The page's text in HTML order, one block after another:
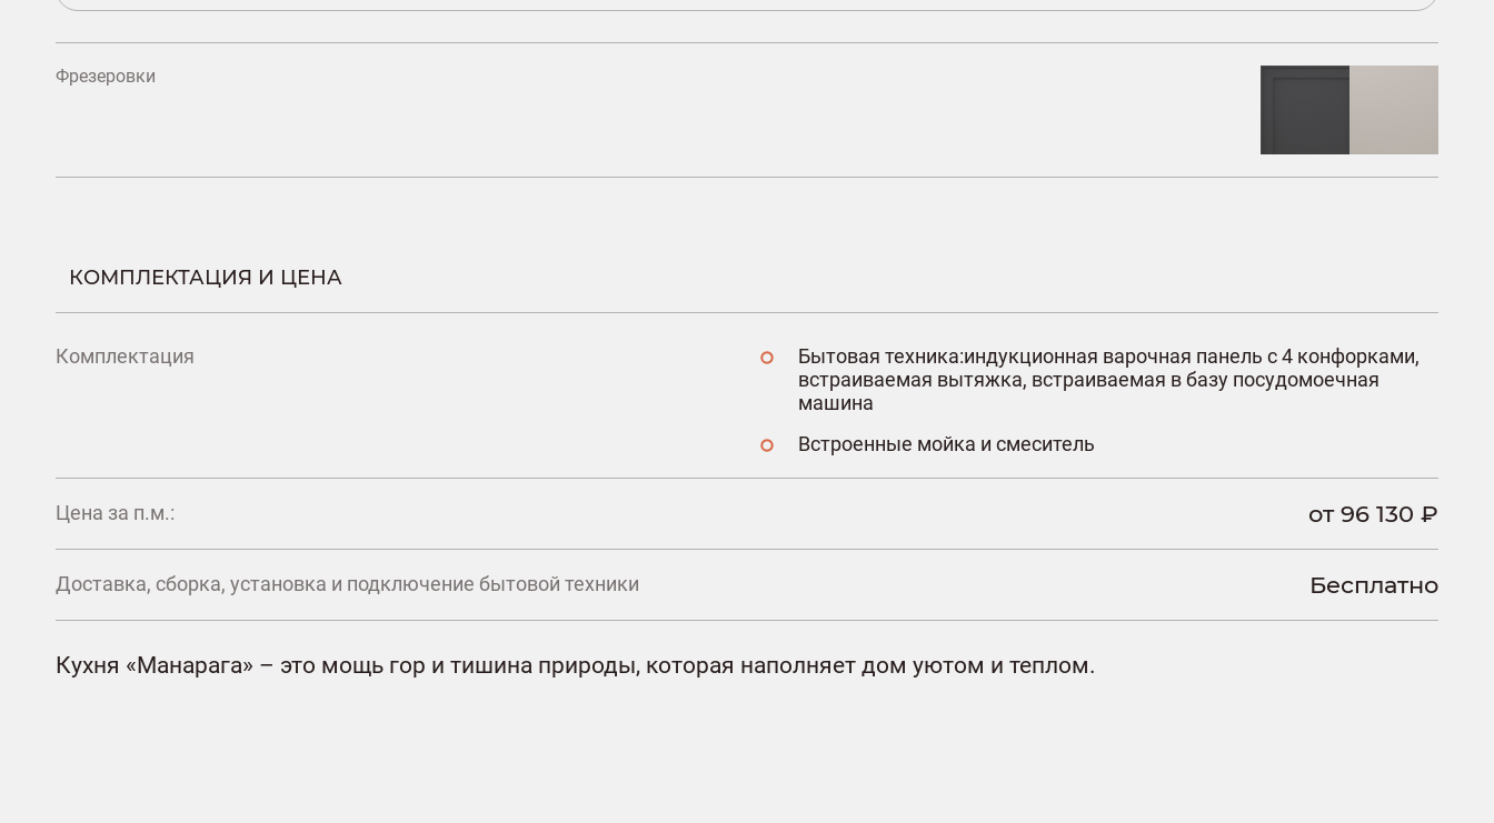
Фрезеровки
КОМПЛЕКТАЦИЯ И ЦЕНА
Комплектация
Бытовая техника:индукционная варочная панель с 4 конфорками,
встраиваемая вытяжка, встраиваемая в базу посудомоечная
машина
Встроенные мойка и смеситель
Цена за п.м.: от 96 130 ₽
Доставка, сборка, установка и подключение бытовой техники Бесплатно
Кухня «Манарага» – это мощь гор и тишина природы, которая наполняет дом уютом и теплом.